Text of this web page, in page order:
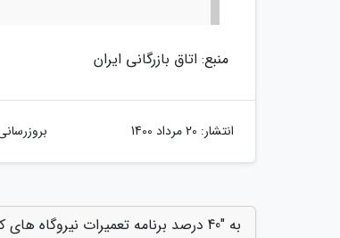
منبع: اتاق بازرگانی ایران
انتشار: 20 مرداد 1400
به "40 درصد برنامه تعمیرات نیروگاه های کشور تمام شد" امتیاز دهید